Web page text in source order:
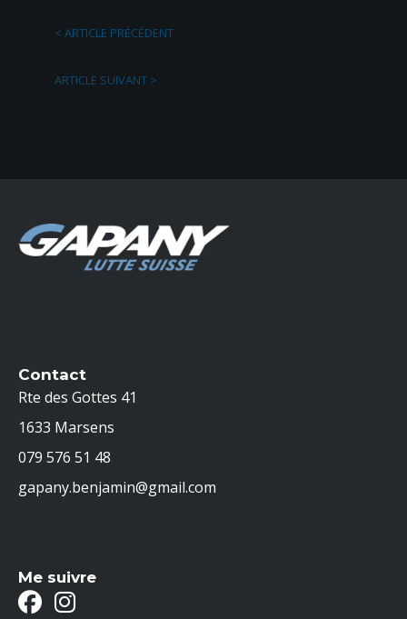
< ARTICLE PRÉCÉDENT
ARTICLE SUIVANT >
Contact
Rte des Gottes 41
1633 Marsens
079 576 51 48
gapany.benjamin@gmail.com
Me suivre